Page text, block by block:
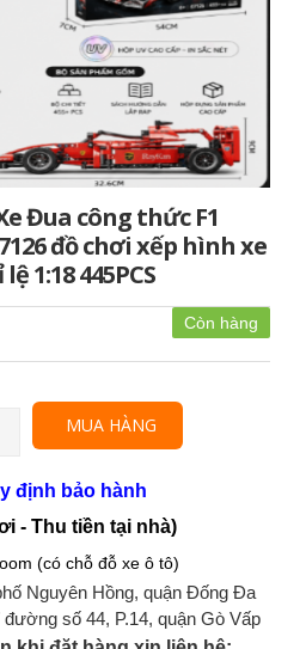
Đua công thức F1
đồ chơi xếp hình xe
1:18 445PCS
Còn hàng
MUA HÀNG
định bảo hành
- Thu tiền tại nhà)
(có chỗ đỗ xe ô tô)
Nguyên Hồng, quận Đống Đa
đường số 44, P.14, quận Gò Vấp